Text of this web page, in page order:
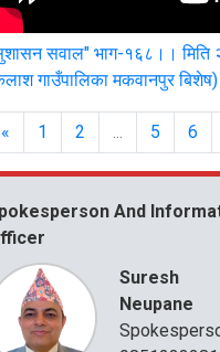
सवाल" भाग-१६८।।
गाउँपालिका मकवानपुर बिशेष)
« 1 2 ... 5 6
And
Suresh
Neupane